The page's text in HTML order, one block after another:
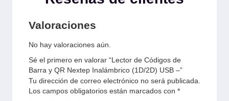
Valoraciones
No hay valoraciones aún.
Sé el primero en valorar “Lector de Códigos de
Barra y QR Nextep Inalámbrico (1D/2D) USB –”
Tu dirección de correo electrónico no será publicada.
Los campos obligatorios están marcados con *